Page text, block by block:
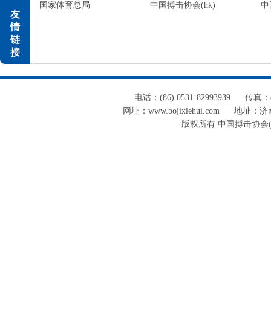
友
情
链
接
国家体育总局 中国搏击协会(hk) 中
电话：(86) 0531-82993939
传真
网址：www.bojixiehui.com
地址：济
版权所有 中国搏击协会